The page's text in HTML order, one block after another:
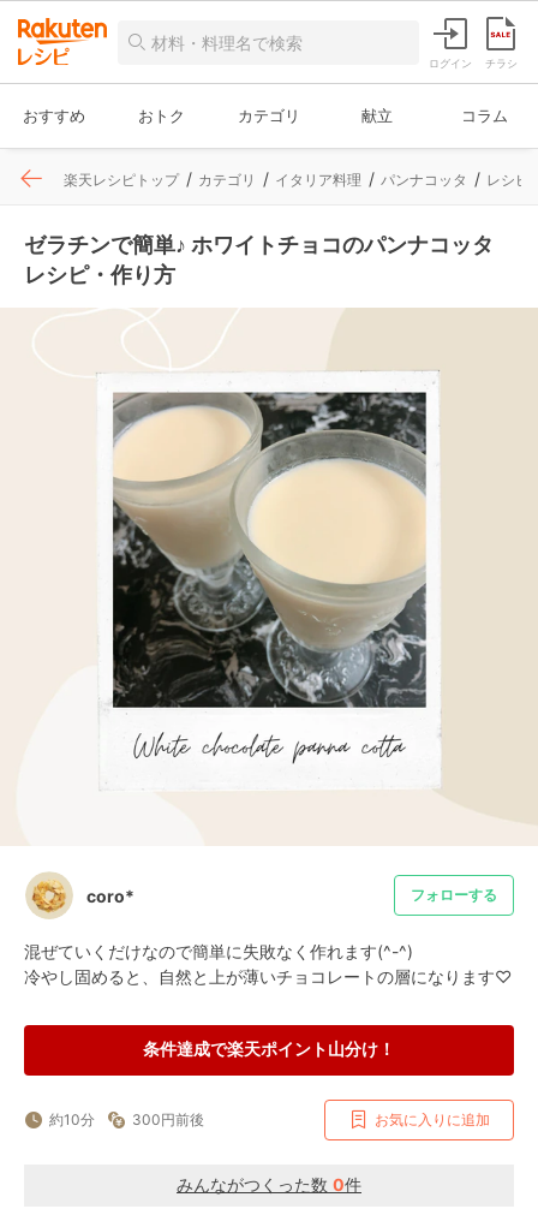
ログイン チラシ
おすすめ おトク カテゴリ 献立 コラム
楽天レシピトップ カテゴリ イタリア料理 パンナコッタ レシピ
ゼラチンで簡単♪ ホワイトチョコのパンナコッタ
レシピ・作り方
coro* フォローする
混ぜていくだけなので簡単に失敗なく作れます(^-^)
冷やし固めると、自然と上が薄いチョコレートの層になります♡
条件達成で楽天ポイント山分け！
約10分 300円前後 お気に入りに追加
みんながつくった数 0件